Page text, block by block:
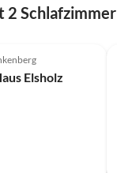
Schlafzimmer
Elsholz